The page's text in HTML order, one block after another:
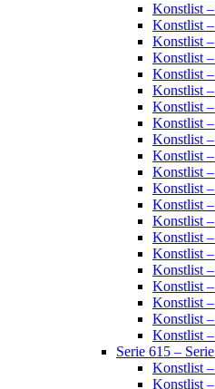
Konstlist
Konstlist
Konstlist
Konstlist
Konstlist
Konstlist
Konstlist
Konstlist
Konstlist
Konstlist
Konstlist
Konstlist
Konstlist
Konstlist –
Konstlist
Konstlist
Konstlist
Konstlist
Konstlist
Konstlist
Konstlist
Serie 615 –
Konstlist
Konstlist